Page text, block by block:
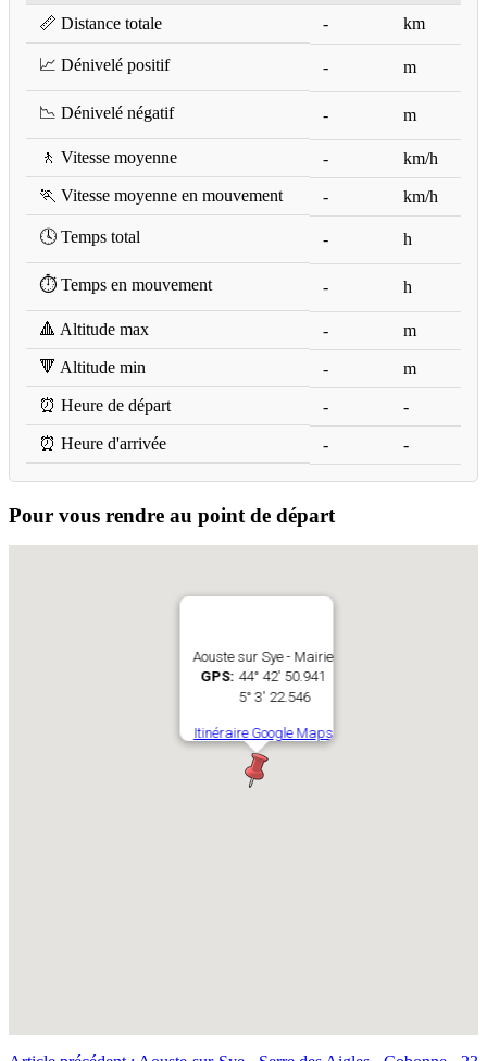
📏 Distance totale - km
📈 Dénivelé positif - m
📉 Dénivelé négatif - m
🚶 Vitesse moyenne -
km/h
🏃 Vitesse moyenne en mouvement
- km/h
🕓 Temps total - h
⏱️ Temps en mouvement - h
🔺 Altitude max -
m
🔻 Altitude min
-
m
⏰ Heure de départ
-
-
⏰ Heure d'arrivée
- -
Pour vous rendre au point de départ
Aouste sur Sye - Mairie
GPS: 44° 42' 50.941
5° 3' 22.546
Itinéraire Google Maps